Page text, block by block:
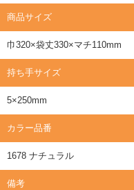
商品サイズ
巾320×袋丈330×マチ110mm
持ち手サイズ
5×250mm
カラー品番
1678 ナチュラル
備考